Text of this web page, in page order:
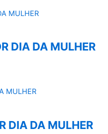
DIA DA MULHER
DIA DA MULHER